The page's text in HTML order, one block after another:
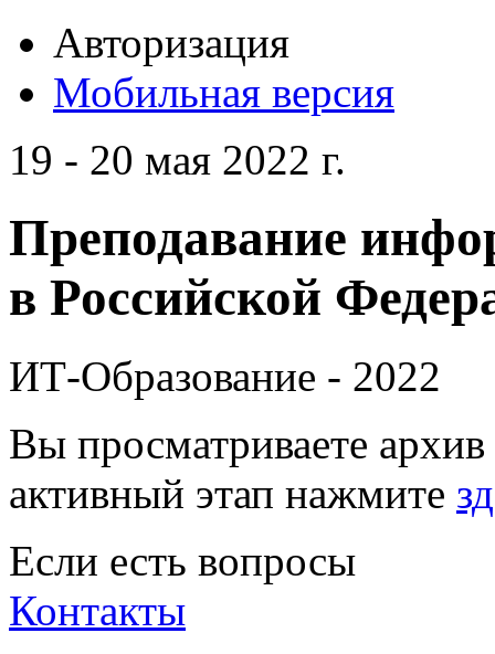
Авторизация
Мобильная версия
19 - 20 мая 2022 г.
Преподавание
в Российской
ИТ-Образование - 2022
Вы просматриваете
активный этап нажмите
Если есть вопросы
Контакты